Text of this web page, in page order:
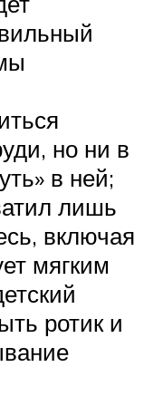
но ни в
в ней;
лишь
включая
мягким
ротик и